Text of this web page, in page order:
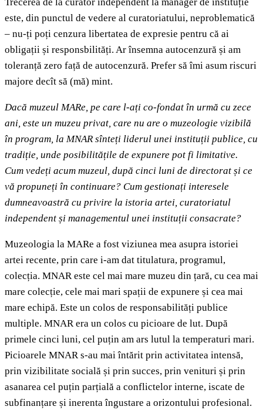
Trecerea de la curator independent la manager de instituție
este, din punctul de vedere al curatoriatului, neproblematică
– nu-ți poți cenzura libertatea de expresie pentru că ai
obligații și responsbilități. Ar însemna autocenzură și am
toleranță zero față de autocenzură. Prefer să îmi asum riscuri
majore decît să (mă) mint.
Dacă muzeul MARe, pe care l-ați co-fondat în urmă cu zece
ani, este un muzeu privat, care nu are o muzeologie vizibilă
în program, la MNAR sînteți liderul unei instituții publice, cu
tradiție, unde posibilitățile de expunere pot fi limitative.
Cum vedeți acum muzeul, după cinci luni de directorat și ce
vă propuneți în continuare? Cum gestionați interesele
dumneavoastră cu privire la istoria artei, curatoriatul
independent și managementul unei instituții consacrate?
Muzeologia la MARe a fost viziunea mea asupra istoriei
artei recente, prin care i-am dat titulatura, programul,
colecția. MNAR este cel mai mare muzeu din țară, cu cea mai
mare colecție, cele mai mari spații de expunere și cea mai
mare echipă. Este un colos de responsabilități publice
multiple. MNAR era un colos cu picioare de lut. După
primele cinci luni, cel puțin am ars lutul la temperaturi mari.
Picioarele MNAR s-au mai întărit prin activitatea intensă,
prin vizibilitate socială și prin succes, prin venituri și prin
asanarea cel puțin parțială a conflictelor interne, iscate de
subfinanțare și inerenta îngustare a orizontului profesional.